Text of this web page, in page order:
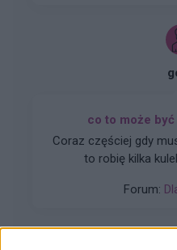
co to może
Coraz częściej gdy
to robię kilka
do odbytu. Ból jest
około 2 miesięcy.
Forum: